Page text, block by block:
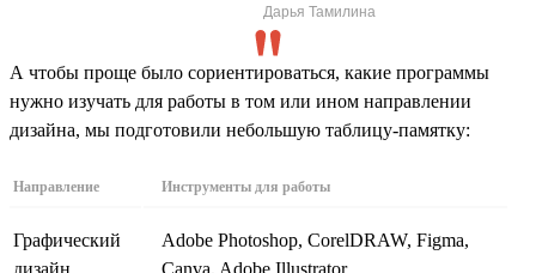
Дарья Тамилина
А чтобы проще было сориентироваться, какие программы
нужно изучать для работы в том или ином направлении
дизайна, мы подготовили небольшую таблицу-памятку:
Направление Инструменты для работы
Графический
дизайн
Adobe Photoshop, CorelDRAW, Figma,
Canva, Adobe Illustrator